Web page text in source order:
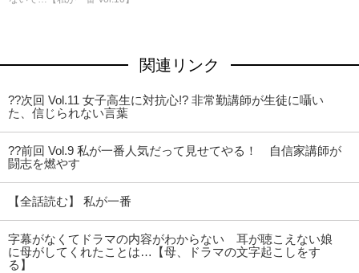
関連リンク
??次回 Vol.11 女子高生に対抗心!? 非常勤講師が生徒に囁い
た、信じられない言葉
??前回 Vol.9 私が一番人気だって見せてやる！ 自信家講師が
闘志を燃やす
【全話読む】 私が一番
字幕がなくてドラマの内容がわからない 耳が聴こえない娘
に母がしてくれたことは…【母、ドラマの文字起こしをす
る】